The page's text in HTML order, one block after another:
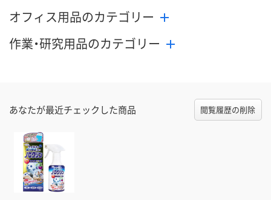
オフィス用品のカテゴリー
作業・研究用品のカテゴリー
あなたが最近チェックした商品 閲覧履歴の削除